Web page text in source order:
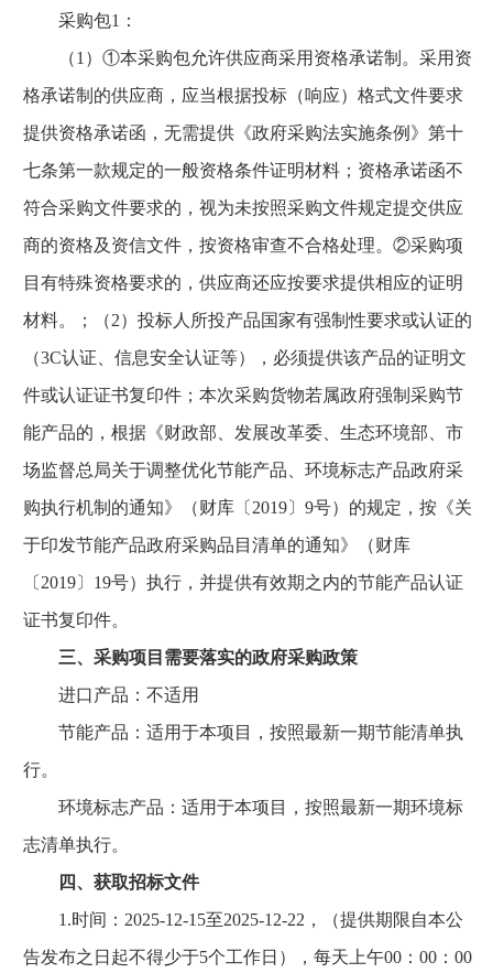
采购包1：
（1）①本采购包允许供应商采用资格承诺制。采用资
格承诺制的供应商，应当根据投标（响应）格式文件要求
提供资格承诺函，无需提供《政府采购法实施条例》第十
七条第一款规定的一般资格条件证明材料；资格承诺函不
符合采购文件要求的，视为未按照采购文件规定提交供应
商的资格及资信文件，按资格审查不合格处理。②采购项
目有特殊资格要求的，供应商还应按要求提供相应的证明
材料。；（2）投标人所投产品国家有强制性要求或认证的
（3C认证、信息安全认证等），必须提供该产品的证明文
件或认证证书复印件；本次采购货物若属政府强制采购节
能产品的，根据《财政部、发展改革委、生态环境部、市
场监督总局关于调整优化节能产品、环境标志产品政府采
购执行机制的通知》（财库〔2019〕9号）的规定，按《关
于印发节能产品政府采购品目清单的通知》（财库
〔2019〕19号）执行，并提供有效期之内的节能产品认证
证书复印件。
三、采购项目需要落实的政府采购政策
进口产品：不适用
节能产品：适用于本项目，按照最新一期节能清单执
行。
环境标志产品：适用于本项目，按照最新一期环境标
志清单执行。
四、获取招标文件
1.时间：2025-12-15至2025-12-22，（提供期限自本公
告发布之日起不得少于5个工作日），每天上午00：00：00